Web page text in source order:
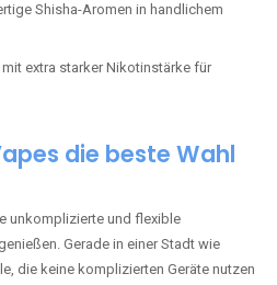
Shisha-Aromen in handlichem
extra starker Nikotinstärke für
die beste Wahl
unkomplizierte und flexible
Gerade in einer Stadt wie
die keine komplizierten Geräte nutzen